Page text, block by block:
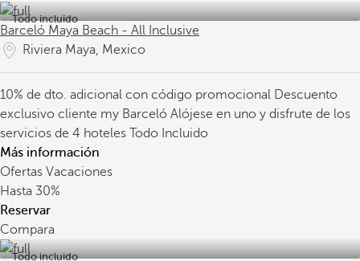
Todo incluido
Barceló Maya Beach - All Inclusive
Riviera Maya, Mexico
10% de dto. adicional con código promocional Descuento
exclusivo cliente my Barceló Alójese en uno y disfrute de los
servicios de 4 hoteles Todo Incluido
Más información
Ofertas Vacaciones
Hasta 30%
Reservar
Compara
Todo incluido